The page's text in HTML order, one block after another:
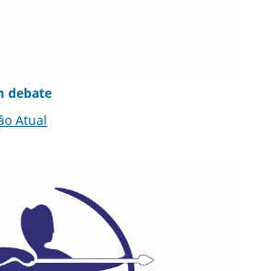
debate
Atual